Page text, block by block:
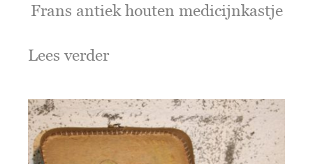
Frans antiek houten medicijnkastje
Lees verder